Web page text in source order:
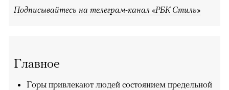
Подписывайтесь на телеграм-канал «РБК Стиль»
Главное
Горы привлекают людей состоянием предельной